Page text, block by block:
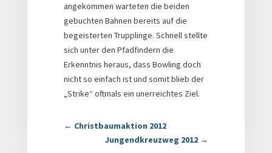
angekommen warteten die beiden
gebuchten Bahnen bereits auf die
begeisterten Trupplinge. Schnell stellte
sich unter den Pfadfindern die
Erkenntnis heraus, dass Bowling doch
nicht so einfach ist und somit blieb der
„Strike“ oftmals ein unerreichtes Ziel.
← Christbaumaktion 2012
Jungendkreuzweg 2012 →